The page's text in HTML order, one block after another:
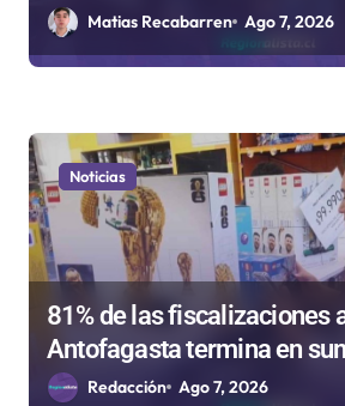
Rockódromo de Valparaíso
Matias Recabarren Ago 7, 2026
Noticias
81% de las fiscalizaciones
Antofagasta termina en
sanitarios
Redacción Ago 7, 2026